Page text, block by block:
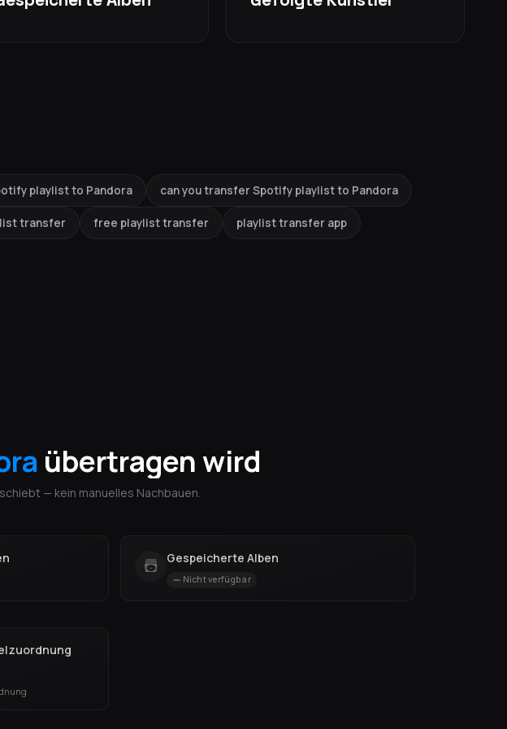
playlist to Pandora can you transfer Spotify playlist to Pandora
transfer free playlist transfer playlist transfer app
übertragen wird
— kein manuelles Nachbauen.
Gespeicherte Alben
Nicht verfügbar